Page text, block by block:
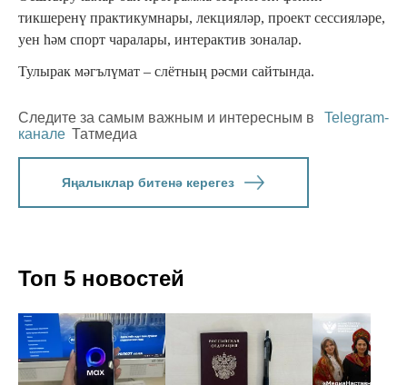
тикшеренү практикумнары, лекцияләр, проект сессияләре,
уен һәм спорт чаралары, интерактив зоналар.
Тулырак мәгълүмат – слётның рәсми сайтында.
Следите за самым важным и интересным в
Telegram-
канале Татмедиа
Яңалыклар битенә керегез
Топ 5 новостей